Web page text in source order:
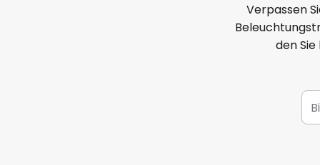
Verpassen
den